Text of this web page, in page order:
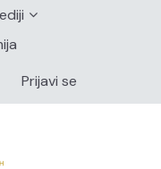
Prijavi se